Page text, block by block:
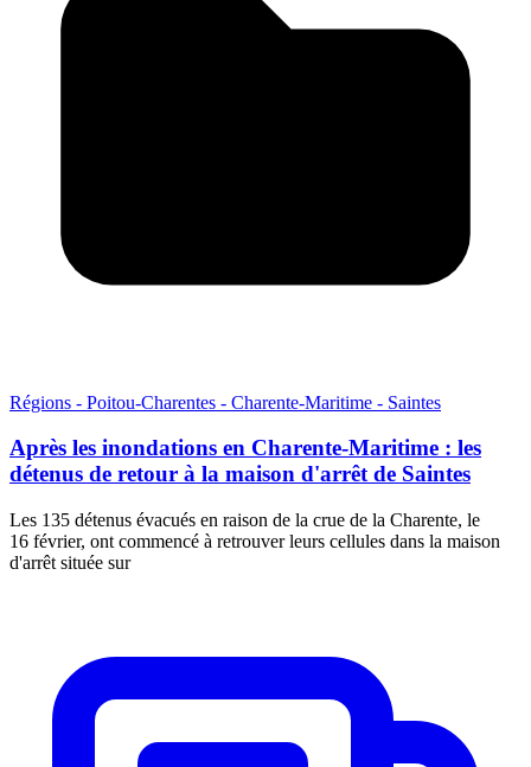
Régions - Poitou-Charentes - Charente-Maritime - Saintes
Après les inondations en Charente-Maritime : les
détenus de retour à la maison d'arrêt de Saintes
Les 135 détenus évacués en raison de la crue de la Charente, le
16 février, ont commencé à retrouver leurs cellules dans la maison
d'arrêt située sur